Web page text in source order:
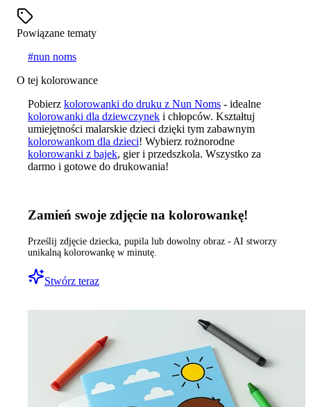
Powiązane tematy
#nun noms
O tej kolorowance
Pobierz kolorowanki do druku z Nun Noms - idealne
kolorowanki dla dziewczynek i chłopców. Kształtuj
umiejętności malarskie dzieci dzięki tym zabawnym
kolorowankom dla dzieci! Wybierz rożnorodne
kolorowanki z bajek, gier i przedszkola. Wszystko za
darmo i gotowe do drukowania!
Zamień swoje zdjęcie na kolorowankę!
Prześlij zdjęcie dziecka, pupila lub dowolny obraz - AI stworzy
unikalną kolorowankę w minutę.
Stwórz teraz